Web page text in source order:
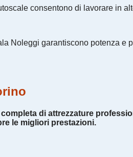
consentono di lavorare in
Noleggi garantiscono potenza e
di attrezzature
le migliori prestazioni.